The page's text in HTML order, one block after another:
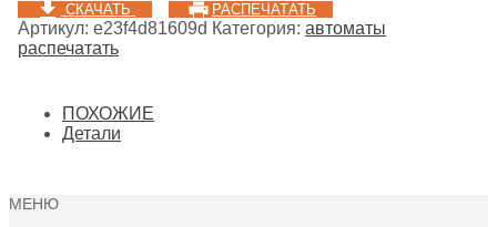
СКАЧАТЬ РАСПЕЧАТАТЬ
Артикул: e23f4d81609d Категория: автоматы
распечатать
ПОХОЖИЕ
Детали
МЕНЮ